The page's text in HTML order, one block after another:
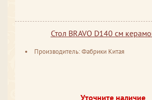
Стол BRAVO D140 см
Производитель: Фабрики Китая
Уточните наличие